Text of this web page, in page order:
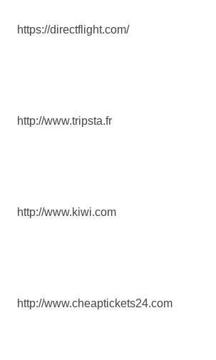
https://directflight.com/
http://www.tripsta.fr
http://www.kiwi.com
http://www.cheaptickets24.com